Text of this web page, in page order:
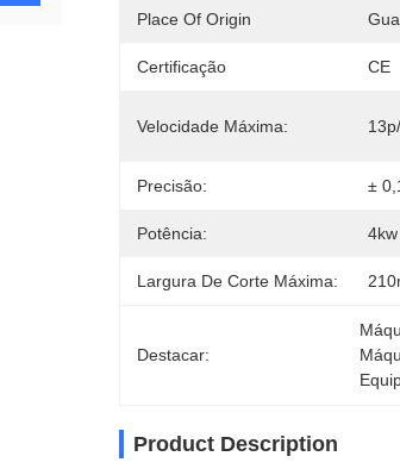
Place Of Origin
Certificação CE
Velocidade Máxima:
Precisão: ±
Potência: 4kw
Largura De Corte Máxima:
Destacar:
Product Description